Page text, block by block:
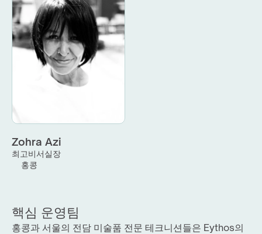
Zohra Azi
최고비서실장
홍콩
핵심 운영팀
홍콩과 서울의 전담 미술품 전문 테크니션들은 Eythos의